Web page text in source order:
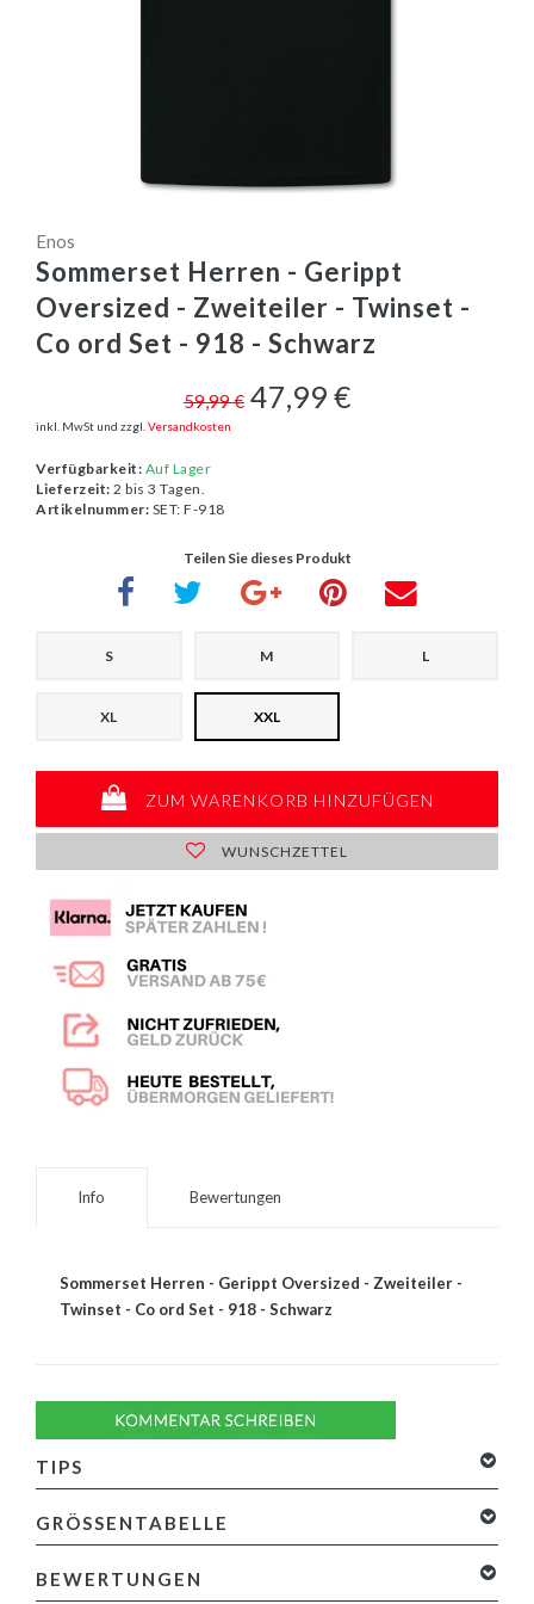
Enos
Sommerset Herren - Gerippt
Oversized - Zweiteiler - Twinset -
Co ord Set - 918 - Schwarz
59,99 € 47,99 €
inkl. MwSt und zzgl. Versandkosten
Verfügbarkeit: Auf Lager
Lieferzeit: 2 bis 3 Tagen.
Artikelnummer: SET: F-918
Teilen Sie dieses Produkt
S M L
XL XXL
ZUM WARENKORB HINZUFÜGEN
WUNSCHZETTEL
Info Bewertungen
Sommerset Herren - Gerippt Oversized - Zweiteiler -
Twinset - Co ord Set - 918 - Schwarz
TIPS
GRÖSSENTABELLE
BEWERTUNGEN